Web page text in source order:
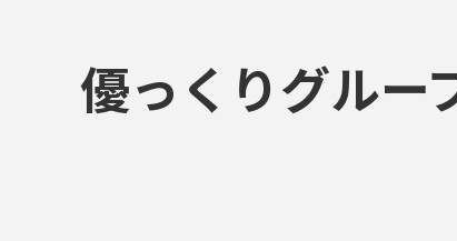
優っくりグルー